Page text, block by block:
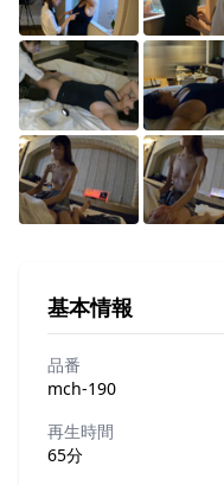
基本情報
品番
mch-190
再生時間
65分